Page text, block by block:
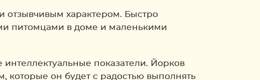
отзывчивым характером. Быстро
питомцами в доме и маленькими
показатели. Йорков
которые он будет с радостью выполнять